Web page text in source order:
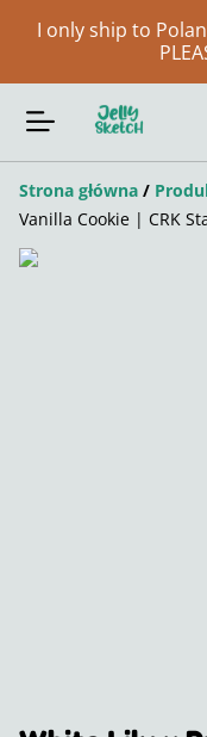
I only ship to
Strona główna /
Vanilla Cookie | CRK